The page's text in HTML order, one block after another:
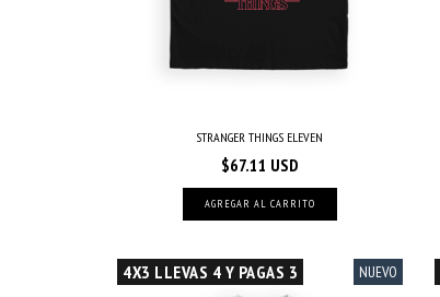
STRANGER THINGS ELEVEN
$67.11 USD
AGREGAR AL CARRITO
4X3 LLEVAS 4 Y PAGAS 3 NUEVO